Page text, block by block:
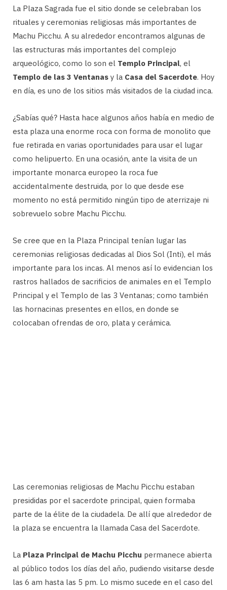
La Plaza Sagrada fue el sitio donde se celebraban los
rituales y ceremonias religiosas más importantes de
Machu Picchu. A su alrededor encontramos algunas de
las estructuras más importantes del complejo
arqueológico, como lo son el Templo Principal, el
Templo de las 3 Ventanas y la Casa del Sacerdote. Hoy
en día, es uno de los sitios más visitados de la ciudad inca.
¿Sabías qué? Hasta hace algunos años había en medio de
esta plaza una enorme roca con forma de monolito que
fue retirada en varias oportunidades para usar el lugar
como helipuerto. En una ocasión, ante la visita de un
importante monarca europeo la roca fue
accidentalmente destruida, por lo que desde ese
momento no está permitido ningún tipo de aterrizaje ni
sobrevuelo sobre Machu Picchu.
Se cree que en la Plaza Principal tenían lugar las
ceremonias religiosas dedicadas al Dios Sol (Inti), el más
importante para los incas. Al menos así lo evidencian los
rastros hallados de sacrificios de animales en el Templo
Principal y el Templo de las 3 Ventanas; como también
las hornacinas presentes en ellos, en donde se
colocaban ofrendas de oro, plata y cerámica.
Las ceremonias religiosas de Machu Picchu estaban
presididas por el sacerdote principal, quien formaba
parte de la élite de la ciudadela. De allí que alrededor de
la plaza se encuentra la llamada Casa del Sacerdote.
La Plaza Principal de Machu Picchu permanece abierta
al público todos los días del año, pudiendo visitarse desde
las 6 am hasta las 5 pm. Lo mismo sucede en el caso del